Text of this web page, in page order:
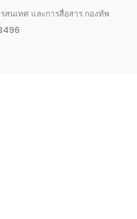
นเทศ และการสื่อสาร กองทัพ